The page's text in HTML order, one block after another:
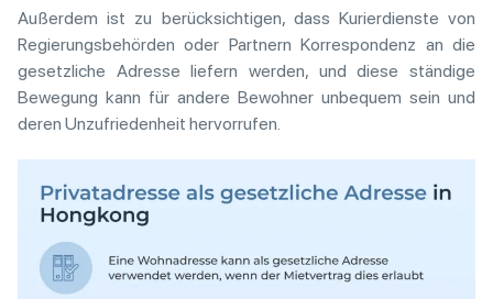
Außerdem ist zu berücksichtigen, dass Kurierdienste von
Regierungsbehörden oder Partnern Korrespondenz an die
gesetzliche Adresse liefern werden, und diese ständige
Bewegung kann für andere Bewohner unbequem sein und
deren Unzufriedenheit hervorrufen.